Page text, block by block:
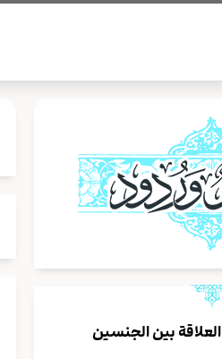
العلاقة بين الجنسين